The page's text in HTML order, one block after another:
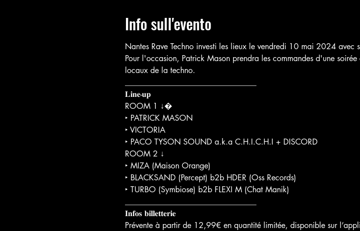
Info sull'evento
Nantes Rave Techno investi les lieux le vendredi 10 mai 2024 avec
Pour l'occasion, Patrick Mason prendra les commandes d'une
locaux de la techno.
𝐋𝐢𝐧𝐞-𝐮𝐩
ROOM 1 ↓�
‣ PATRICK MASON
‣ VICTORIA
‣ PACO TYSON SOUND a.k.a C.H.I.C.H.I + DISCORD
ROOM 2 ↓
‣ MIZA (Maison Orange)
‣ BLACKSAND (Percept) b2b HDER (Oss Records)
‣ TURBO (Symbiose) b2b FLEXI M (Chat Manik)
𝐈𝐧𝐟𝐨𝐬 𝐛𝐢𝐥𝐥𝐞𝐭𝐭𝐞𝐫𝐢𝐞
Prévente à partir de 12,99€ en quantité limitée, disponible sur